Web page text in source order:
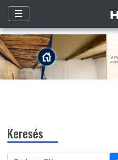
☰
Keresés